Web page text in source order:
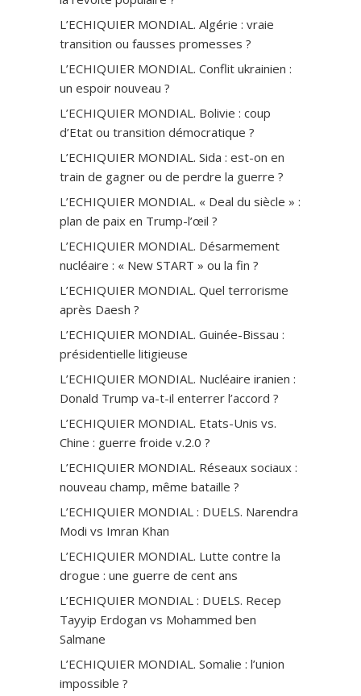
L’ECHIQUIER MONDIAL. Algérie : vraie
transition ou fausses promesses ?
L’ECHIQUIER MONDIAL. Conflit ukrainien :
un espoir nouveau ?
L’ECHIQUIER MONDIAL. Bolivie : coup
d’Etat ou transition démocratique ?
L’ECHIQUIER MONDIAL. Sida : est-on en
train de gagner ou de perdre la guerre ?
L’ECHIQUIER MONDIAL. « Deal du siècle » :
plan de paix en Trump-l’œil ?
L’ECHIQUIER MONDIAL. Désarmement
nucléaire : « New START » ou la fin ?
L’ECHIQUIER MONDIAL. Quel terrorisme
après Daesh ?
L’ECHIQUIER MONDIAL. Guinée-Bissau :
présidentielle litigieuse
L’ECHIQUIER MONDIAL. Nucléaire iranien :
Donald Trump va-t-il enterrer l’accord ?
L’ECHIQUIER MONDIAL. Etats-Unis vs.
Chine : guerre froide v.2.0 ?
L’ECHIQUIER MONDIAL. Réseaux sociaux :
nouveau champ, même bataille ?
L’ECHIQUIER MONDIAL : DUELS. Narendra
Modi vs Imran Khan
L’ECHIQUIER MONDIAL. Lutte contre la
drogue : une guerre de cent ans
L’ECHIQUIER MONDIAL : DUELS. Recep
Tayyip Erdogan vs Mohammed ben
Salmane
L’ECHIQUIER MONDIAL. Somalie : l’union
impossible ?